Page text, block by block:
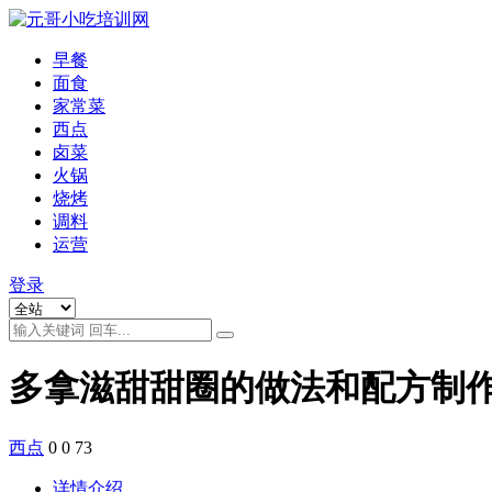
早餐
面食
家常菜
西点
卤菜
火锅
烧烤
调料
运营
登录
多拿滋甜甜圈的做法和配方制
西点 0 0 73
详情介绍